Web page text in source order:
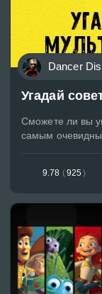
Dancer
Угадай
Сможете ли вы
самым
9.78 (925 )